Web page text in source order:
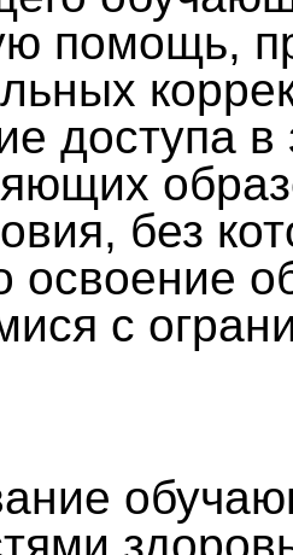
помощь,
доступа
без
освоение
с